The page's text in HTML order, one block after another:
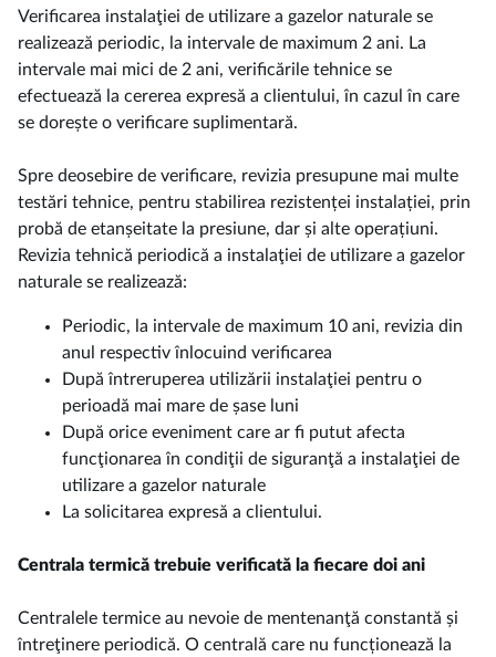
Verificarea instalaţiei de utilizare a gazelor naturale se
realizează periodic, la intervale de maximum 2 ani. La
intervale mai mici de 2 ani, verificările tehnice se
efectuează la cererea expresă a clientului, în cazul în care
se dorește o verificare suplimentară.
Spre deosebire de verificare, revizia presupune mai multe
testări tehnice, pentru stabilirea rezistenței instalației, prin
probă de etanșeitate la presiune, dar și alte operațiuni.
Revizia tehnică periodică a instalaţiei de utilizare a gazelor
naturale se realizează:
Periodic, la intervale de maximum 10 ani, revizia din
anul respectiv înlocuind verificarea
După întreruperea utilizării instalaţiei pentru o
perioadă mai mare de șase luni
După orice eveniment care ar fi putut afecta
funcţionarea în condiţii de siguranţă a instalaţiei de
utilizare a gazelor naturale
La solicitarea expresă a clientului.
Centrala termică trebuie verificată la fiecare doi ani
Centralele termice au nevoie de mentenanţă constantă și
întreţinere periodică. O centrală care nu funcționează la